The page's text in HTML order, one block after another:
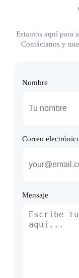
Estamos aquí para
Contáctanos y
Nombre
Correo
Mensaje